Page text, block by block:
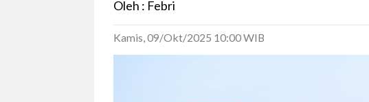
Oleh : Febri
Kamis, 09/Okt/2025 10:00 WIB